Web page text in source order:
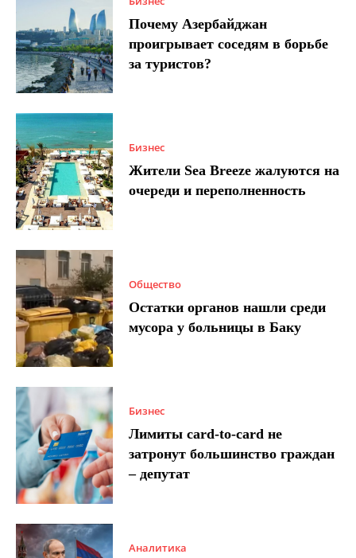
Почему Азербайджан
проигрывает соседям в борьбе
за туристов?
Бизнес
Жители Sea Breeze жалуются на
очереди и переполненность
Общество
Остатки органов нашли среди
мусора у больницы в Баку
Бизнес
Лимиты card-to-card не
затронут большинство граждан
– депутат
Аналитика